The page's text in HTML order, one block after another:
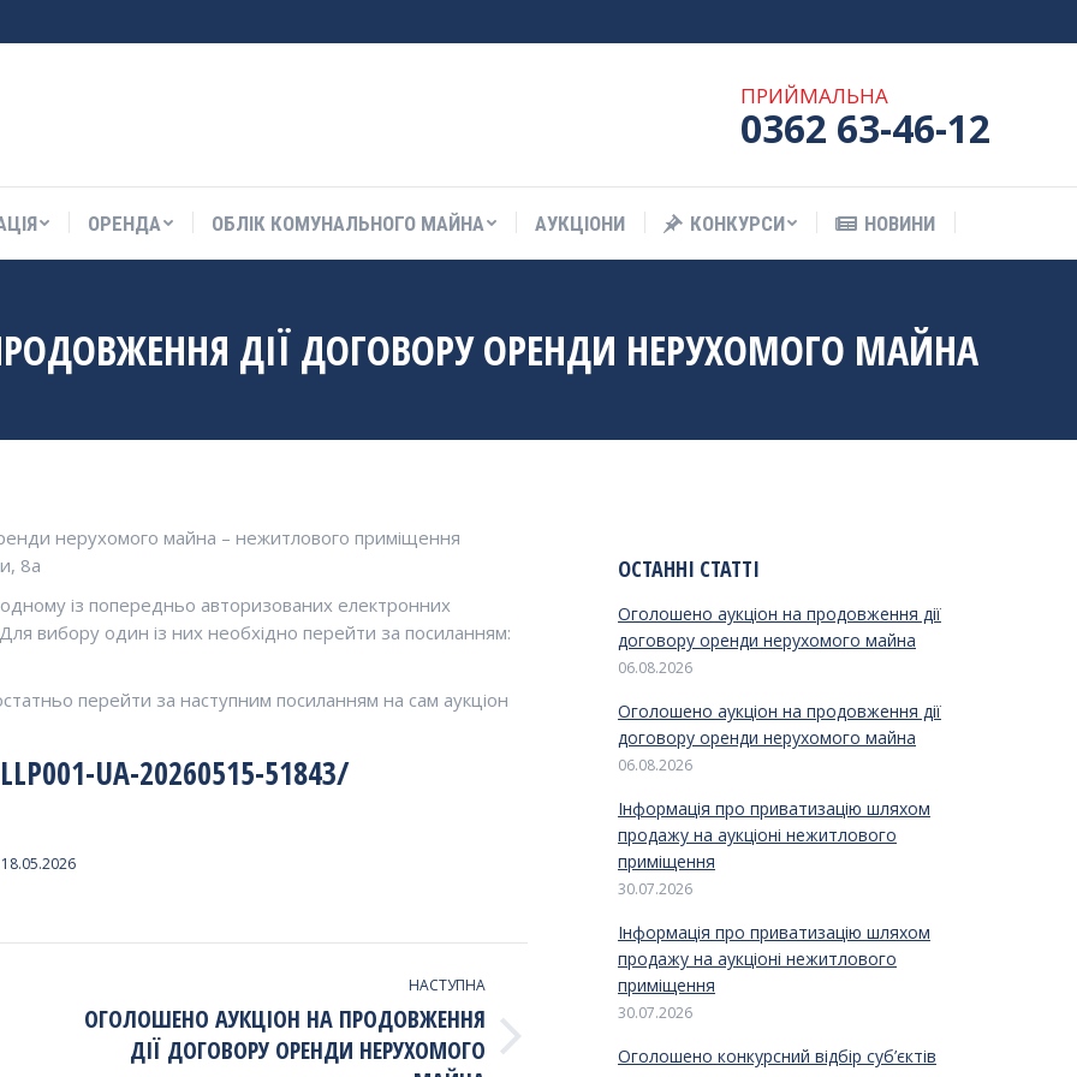
ПРИЙМАЛЬНА
0362 63-46-12
ОРЕНДА ОБЛІК КОМУНАЛЬНОГО МАЙНА АУКЦІОНИ КОНКУРСИ НОВИНИ
ДІЇ ДОГОВОРУ ОРЕНДИ НЕРУХОМОГО МАЙНА
нерухомого майна – нежитлового приміщення
8а
одному із попередньо авторизованих електронних
вибору один із них необхідно перейти за посиланням:
перейти за наступним посиланням на сам аукціон
UA-20260515-51843/
18.05.2026
НАСТУПНА
Наступний
ОГОЛОШЕНО АУКЦІОН НА ПРОДОВЖЕННЯ
ДІЇ ДОГОВОРУ ОРЕНДИ НЕРУХОМОГО
ОСТАННІ СТАТТІ
Оголошено аукціон на продовження дії
договору оренди нерухомого майна
06.08.2026
Оголошено аукціон на продовження дії
договору оренди нерухомого майна
06.08.2026
Інформація про приватизацію шляхом
продажу на аукціоні нежитлового
приміщення
30.07.2026
Інформація про приватизацію шляхом
продажу на аукціоні нежитлового
приміщення
30.07.2026
Оголошено конкурсний відбір суб’єктів
ОРЕНДА ОБЛІК КОМУНАЛЬНОГО МАЙНА АУКЦІОНИ КОНКУРСИ НОВИНИ